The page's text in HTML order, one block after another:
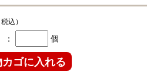
税込）
個